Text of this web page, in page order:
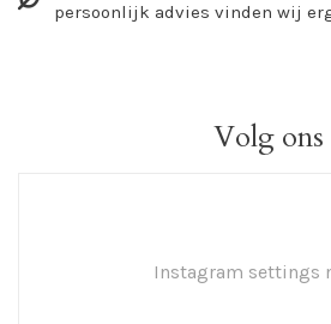
persoonlijk advies vinden wij
Volg ons
Instagram settings